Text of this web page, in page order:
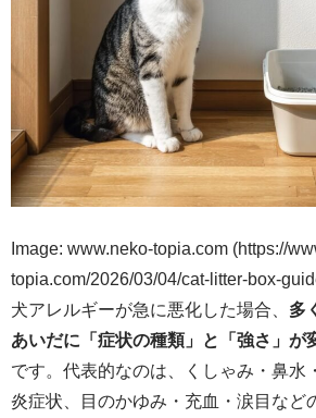
Image: www.neko-topia.com (https://
topia.com/2026/03/04/cat-litter-box-
犬アレルギーが急に悪化した場合、 多
あいだに「症状の種類」と「強さ」が
です。代表的なのは、くしゃみ・鼻水
炎症状、目のかゆみ・充血・涙目など